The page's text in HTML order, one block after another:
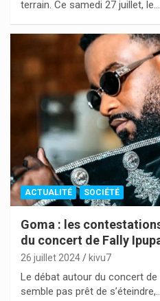
terrain. Ce samedi 27 juillet, le…
ACTUALITÉ SOCIÉTÉ
Goma : les
du concert de Fally
26 juillet 2024 kivu7
Le débat autour du concert de
semble pas prêt de